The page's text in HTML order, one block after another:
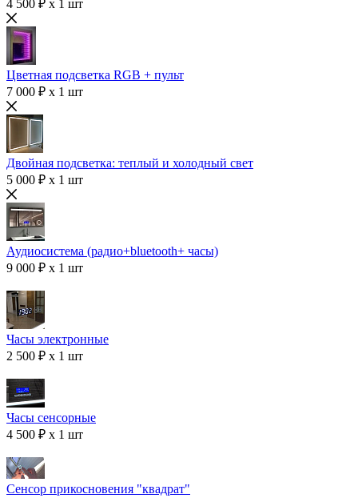
4 500 ₽ x 1 шт
Цветная подсветка RGB + пульт
7 000 ₽ x 1 шт
Двойная подсветка: теплый и холодный свет
5 000 ₽ x 1 шт
Аудиосистема (радио+bluetooth+ часы)
9 000 ₽ x 1 шт
Часы электронные
2 500 ₽ x 1 шт
Часы сенсорные
4 500 ₽ x 1 шт
Сенсор прикосновения "квадрат"